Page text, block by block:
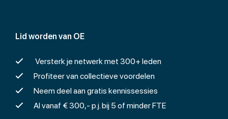
Lid worden van OE
Versterk je netwerk met 300+ leden
Profiteer van collectieve voordelen
Neem deel aan gratis kennissessies
Al vanaf € 300,- p.j. bij 5 of minder FTE